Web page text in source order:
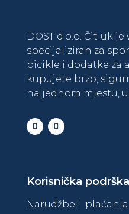
DOST d.o.o. Čitluk
specijaliziran za
bicikle i dodatke za
kupujete brzo,
na jednom mjestu,
Korisnička podrška
Narudžbe i plaćanja